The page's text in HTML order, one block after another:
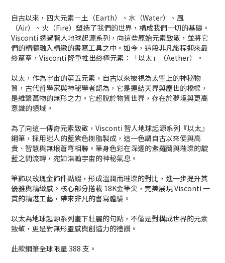
自古以來，四大元素－土（Earth）、水（Water）、風
（Air）、火（Fire）塑造了我們的世界，構成我們一切的基礎。
Visconti 透過智人地球起源系列，向這些原始元素致敬，並將它
們的精髓融入精緻的書寫工具之中。如今，這段非凡旅程迎來最
終篇章，Visconti 隆重推出終極元素：「以太」（Aether）。
以太，作為宇宙的第五元素，自古以來被視為太空上的神秘物
質，古代哲學家與神秘學者認為，它是連結天界與塵世的橋樑，
是維繫萬物的無形之力。它超脫於物質世界，存在於夢境與更高
意識的領域。
為了向這一傳奇元素致敬，Visconti 智人地球起源系列『以太』
鋼筆，採用迷人的藍紫色樹脂製成，這一色調自古以來便與高
貴、智慧與無垠蒼穹相聯。筆身色彩在深邃的紫羅蘭與璀璨的靛
藍之間流轉，宛如浩瀚宇宙的神秘氣息。
筆飾以玫瑰金飾件點綴，形成溫潤而璀璨的對比，進一步提升其
優雅與精緻感。核心部分搭載 18K金筆尖，完美展現 Visconti 一
貫的精湛工藝，帶來非凡的書寫體驗。
以太為地球起源系列畫下壯麗的句點，不僅是對構成世界的元素
致敬，更是對無形靈感與創造力的禮讚。
此款鋼筆全球限量 388 支。